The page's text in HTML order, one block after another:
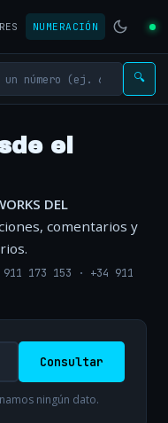
NUMERACIÓN
🔍
el
DEL
comentarios y
911 173 153 · +34 911
Consultar
ningún dato.